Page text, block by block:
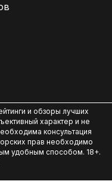
и обзоры лучших
характер и не
консультация
прав необходимо
удобным способом. 18+.